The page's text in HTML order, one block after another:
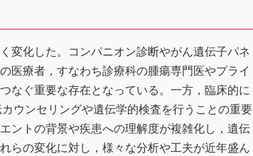
変化した。コンパニオン診断やがん遺伝子パネ
医療者，すなわち診療科の腫瘍専門医やプライ
なぐ重要な存在となっている。一方，臨床的に
ウンセリングや遺伝学的検査を行うことの重要
ントの背景や疾患への理解度が複雑化し，遺伝
らの変化に対し，様々な分析や工夫が近年盛ん